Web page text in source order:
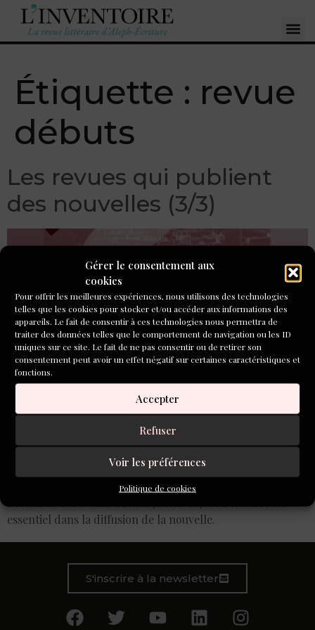
Gérer le consentement aux
cookies
Pour offrir les meilleures expériences, nous utilisons des technologies
telles que les cookies pour stocker et/ou accéder aux informations des
appareils. Le fait de consentir à ces technologies nous permettra de
traiter des données telles que le comportement de navigation ou les ID
uniques sur ce site. Le fait de ne pas consentir ou de retirer son
consentement peut avoir un effet négatif sur certaines caractéristiques et
fonctions.
Accepter
Refuser
Voir les préférences
Politique de cookies
Étiquette : revue
débuts
Les revues qui publient
des nouvelles (3/3)
Fondée en février 1999, la revue Rue Saint Ambroise est
devenue au fil des années une référence dans le domaine
de la nouvelle contemporaine. Pour son fondateur,
essentiel dans la diffusion de la nouvelle.
S'inscrire à la newsletter